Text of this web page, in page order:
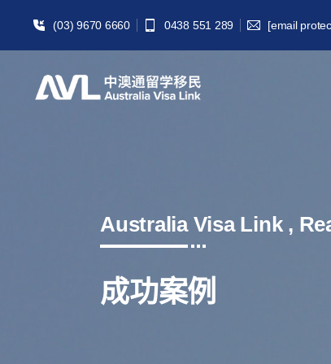
(03) 9670 6660 0438 551 289 [email
Australia Visa Link ,
成功案例